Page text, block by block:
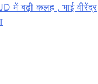
में बढ़ी कलह , भाई वीरेंद्र